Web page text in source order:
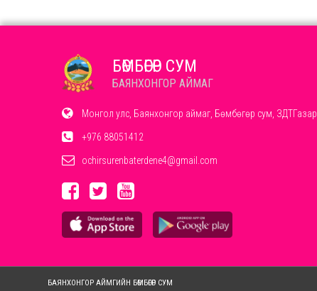
БӨМБӨГӨР СУМ
БАЯНХОНГОР АЙМАГ
Монгол улс, Баянхонгор аймаг, Бөмбөгөр сум, ЗДТГазар
+976 88051412
ochirsurenbaterdene4@gmail.com
БАЯНХОНГОР АЙМГИЙН БӨМБӨГӨР СУМ